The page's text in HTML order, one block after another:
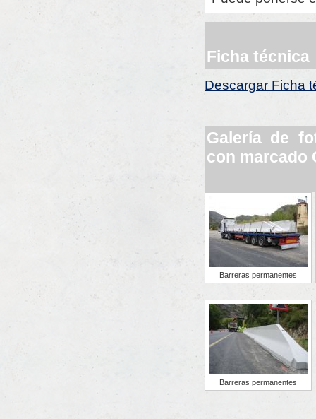
Ficha técnica
Descargar Ficha
Galería de
con marcado
Barreras permanentes
Barreras permanentes